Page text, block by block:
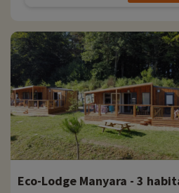
Eco-Lodge Manyara - 3